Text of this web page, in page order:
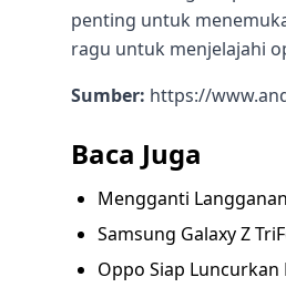
penting untuk
ragu untuk menjelajahi
Sumber: https://
Baca Juga
Mengganti
Samsung Galaxy Z
Oppo Siap Luncurkan